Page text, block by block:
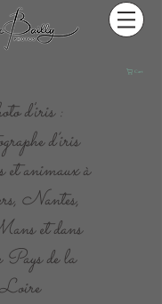
Cart
d'iris :
d’iris
et animaux à
Nantes,
et dans
Pays de la
Loire